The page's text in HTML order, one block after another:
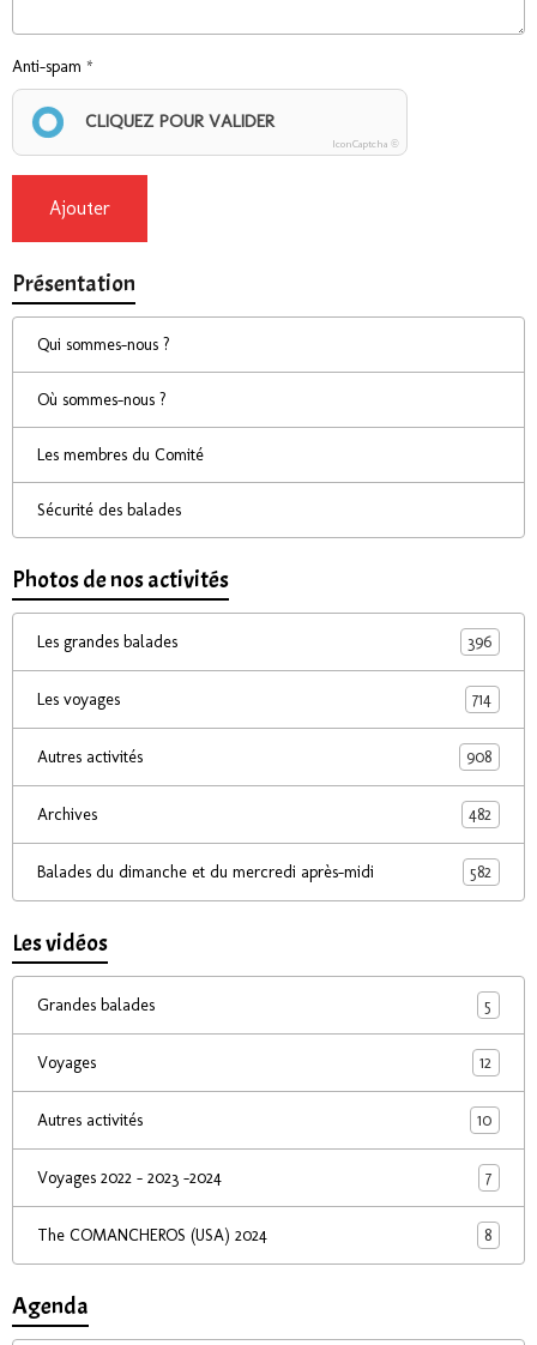
Anti-spam
CLIQUEZ POUR VALIDER
IconCaptcha ©
Ajouter
Présentation
Qui sommes-nous ?
Où sommes-nous ?
Les membres du Comité
Sécurité des balades
Photos de nos activités
Les grandes balades 396
Les voyages 714
Autres activités 908
Archives 482
Balades du dimanche et du mercredi après-midi 582
Les vidéos
Grandes balades 5
Voyages 12
Autres activités 10
Voyages 2022 - 2023 -2024 7
The COMANCHEROS (USA) 2024 8
Agenda